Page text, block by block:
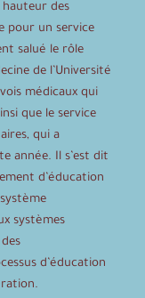
des
pour un service
salué le rôle
de l’Université
médicaux qui
que le service
qui a
année. Il s’est dit
d’éducation
systèmes
d’éducation